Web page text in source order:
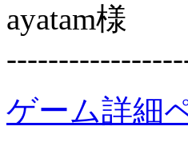
ayatam様
ゲーム詳細